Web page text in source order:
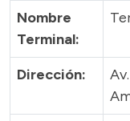
Nombre
Terminal:
Dirección: